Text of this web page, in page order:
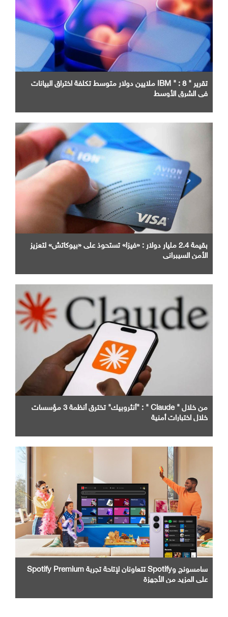
تقرير " IBM " : 8 ملايين دولار متوسط تكلفة اختراق البيانات
في الشرق الأوسط
بقيمة 2.4 مليار دولار : «فيزا» تستحوذ على «بيوكاتش» لتعزيز
الأمن السيبراني
من خلال " Claude " : "أنثروبيك" تخترق أنظمة 3 مؤسسات
خلال اختبارات أمنية
سامسونج وSpotify تتعاونان لإتاحة تجربة Spotify Premium
على المزيد من الأجهزة